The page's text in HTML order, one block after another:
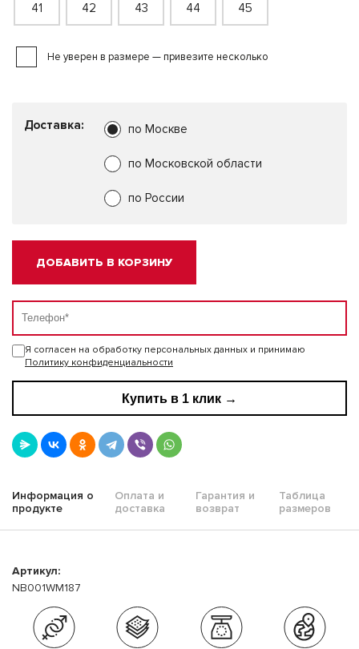
41 42 43 44 45
Не уверен в размере — привезите несколько
Доставка: по Москве
по Московской области
по России
ДОБАВИТЬ В КОРЗИНУ
Я согласен на обработку персональных данных и принимаю
Политику конфиденциальности
Купить в 1 клик →
Информация о
продукте
Оплата и
доставка
Гарантия и
возврат
Таблица
размеров
Артикул:
NB001WM187